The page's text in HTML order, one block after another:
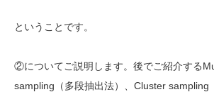
ということです。
②についてご説明します。後でご紹介する
sampling（多段抽出法）、Cluster sampling